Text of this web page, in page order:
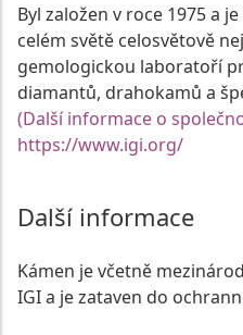
Byl založen v roce 1975 a
celém světě celosvětově
gemologickou laboratoří
diamantů, drahokamů a
(Další informace o
https://www.igi.org/
Další informace
Kámen je včetně
IGI a je zataven do